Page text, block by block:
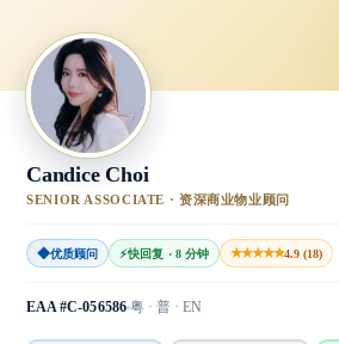
Candice Choi
SENIOR ASSOCIATE · 资深商业物业顾问
◆优质顾问 ⚡快回复 · 8 分钟 ★★★★★4.9 (18)
EAA #C-056586 粤 · 普 · EN